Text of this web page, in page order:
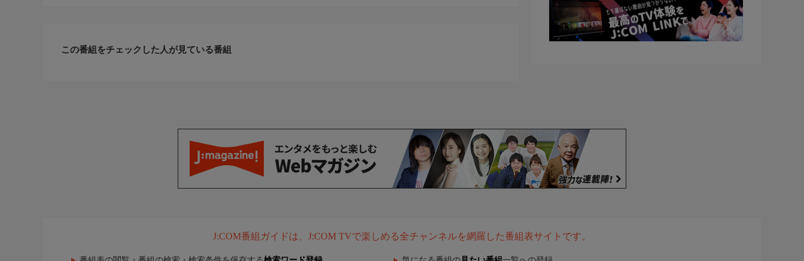
この番組をチェックした人が見ている番組
J:COM番組ガイドは、J:COM TVで楽しめる全チャンネルを網羅した番組表サイトです。